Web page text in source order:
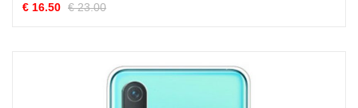
€ 16.50 € 23.00